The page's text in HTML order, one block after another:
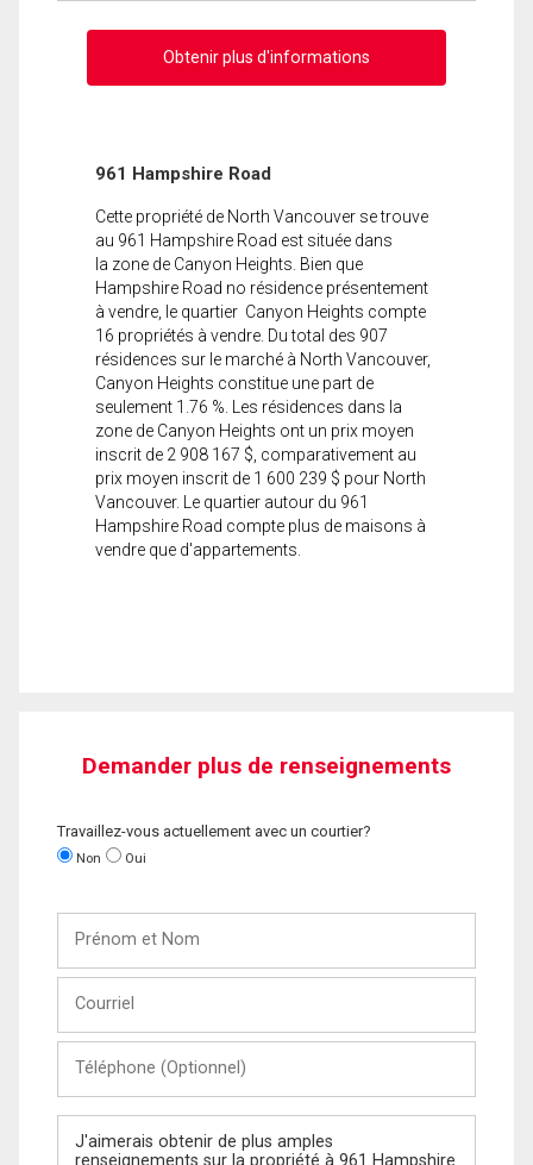
Obtenir plus d'informations
961 Hampshire Road
Cette propriété de North Vancouver se trouve
au 961 Hampshire Road est située dans
la zone de Canyon Heights. Bien que
Hampshire Road no résidence présentement
à vendre, le quartier Canyon Heights compte
16 propriétés à vendre. Du total des 907
résidences sur le marché à North Vancouver,
Canyon Heights constitue une part de
seulement 1.76 %. Les résidences dans la
zone de Canyon Heights ont un prix moyen
inscrit de 2 908 167 $, comparativement au
prix moyen inscrit de 1 600 239 $ pour North
Vancouver. Le quartier autour du 961
Hampshire Road compte plus de maisons à
vendre que d'appartements.
Demander plus de renseignements
Travaillez-vous actuellement avec un courtier?
Non Oui
Nom
(Optionnel)
Message